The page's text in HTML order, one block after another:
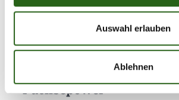
Auswahl erlauben
Ablehnen
Jubiläumsfest: 20 Jahre
Füchsepower